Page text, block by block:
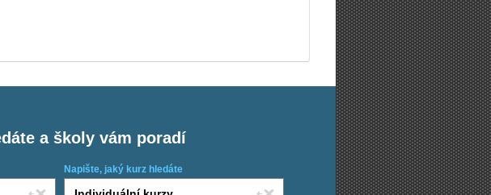
a školy vám poradí
Napište, jaký kurz hledáte